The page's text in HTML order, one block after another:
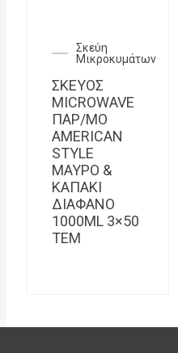
Σκεύη
Μικροκυμάτων
ΣΚΕΥΟΣ
MICROWAVE
ΠΑΡ/ΜΟ
AMERICAN
STYLE
ΜΑΥΡΟ &
ΚΑΠΑΚΙ
ΔΙΑΦΑΝΟ
1000ML 3×50
TEM